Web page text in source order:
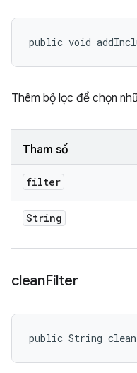
public void
Thêm bộ lọc để chọn
Tham số
filter
String
cleanFilter
public String